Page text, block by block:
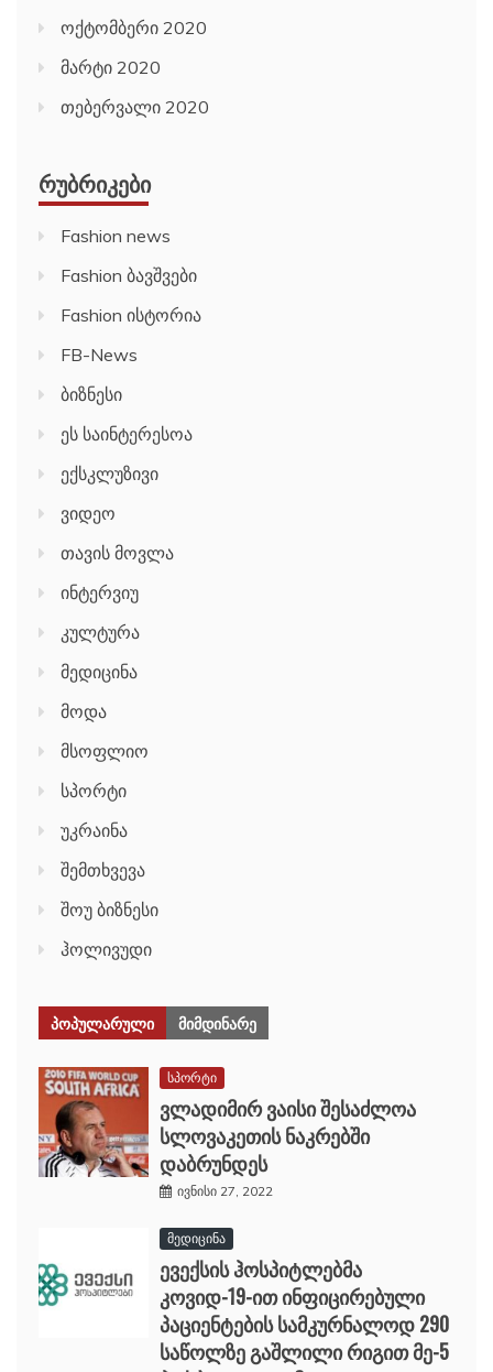
ოქტომბერი 2020
მარტი 2020
თებერვალი 2020
ᲠᲣᲑᲠᲘᲙᲔᲑᲘ
Fashion news
Fashion ბავშვები
Fashion ისტორია
FB-News
ბიზნესი
ეს საინტერესოა
ექსკლუზივი
ვიდეო
თავის მოვლა
ინტერვიუ
კულტურა
მედიცინა
მოდა
მსოფლიო
სპორტი
უკრაინა
შემთხვევა
შოუ ბიზნესი
ჰოლივუდი
ᲞᲝᲞᲣᲚᲐᲠᲣᲚᲘ ᲛᲘᲛᲓᲘᲜᲐᲠᲔ
სპორტი
ვლადიმირ ვაისი შესაძლოა
სლოვაკეთის ნაკრებში
დაბრუნდეს
ივნისი 27, 2022
მედიცინა
ევექსის ჰოსპიტლებმა
კოვიდ-19-ით ინფიცირებული
პაციენტების სამკურნალოდ 290
საწოლზე გაშლილი რიგით მე-5